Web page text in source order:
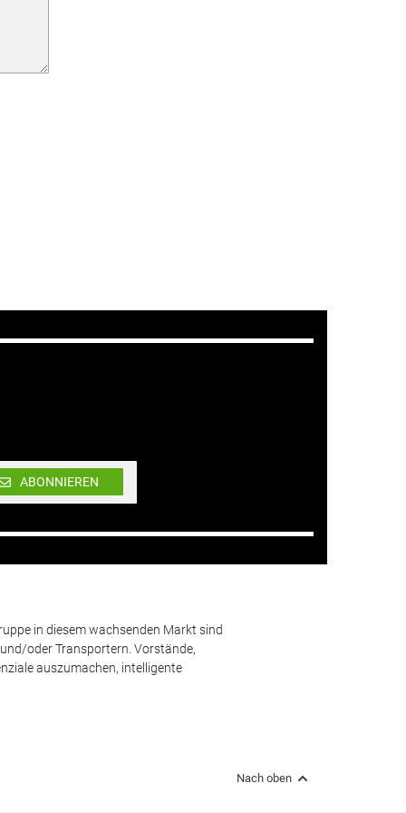
ABONNIEREN
in diesem wachsenden Markt sind
oder Transportern. Vorstände,
auszumachen, intelligente
Nach oben